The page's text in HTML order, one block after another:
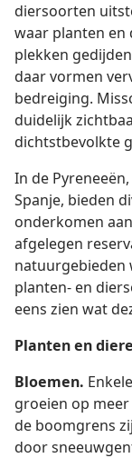
diersoorten
waar planten en
plekken
daar vormen
bedreiging.
duidelijk
dichtstbevolkte
In de
Spanje, bieden
onderkomen
afgelegen
natuurgebieden
planten- en
eens zien wat
Planten en
Bloemen.
groeien op
de boomgrens
door